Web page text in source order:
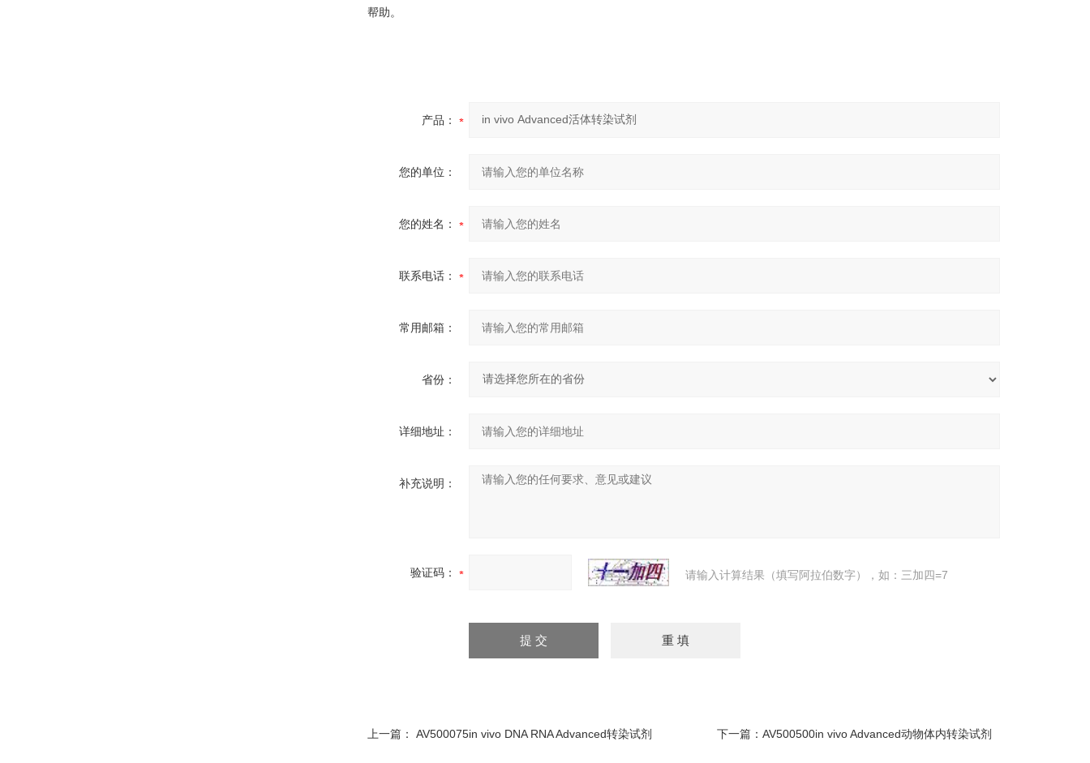
帮助。
产品：
您的单位：
您的姓名：
联系电话：
常用邮箱：
省份：
详细地址：
补充说明：
验证码： 请输入计算结果（填写阿拉伯数字），如：三加四=7
上一篇： AV500075in vivo DNA RNA Advanced转染试剂 下一篇： AV500500in vivo Advanced动物体内转染试剂